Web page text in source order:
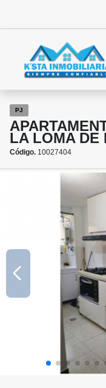
PJ
LA LOMA DE
Código. 10027404